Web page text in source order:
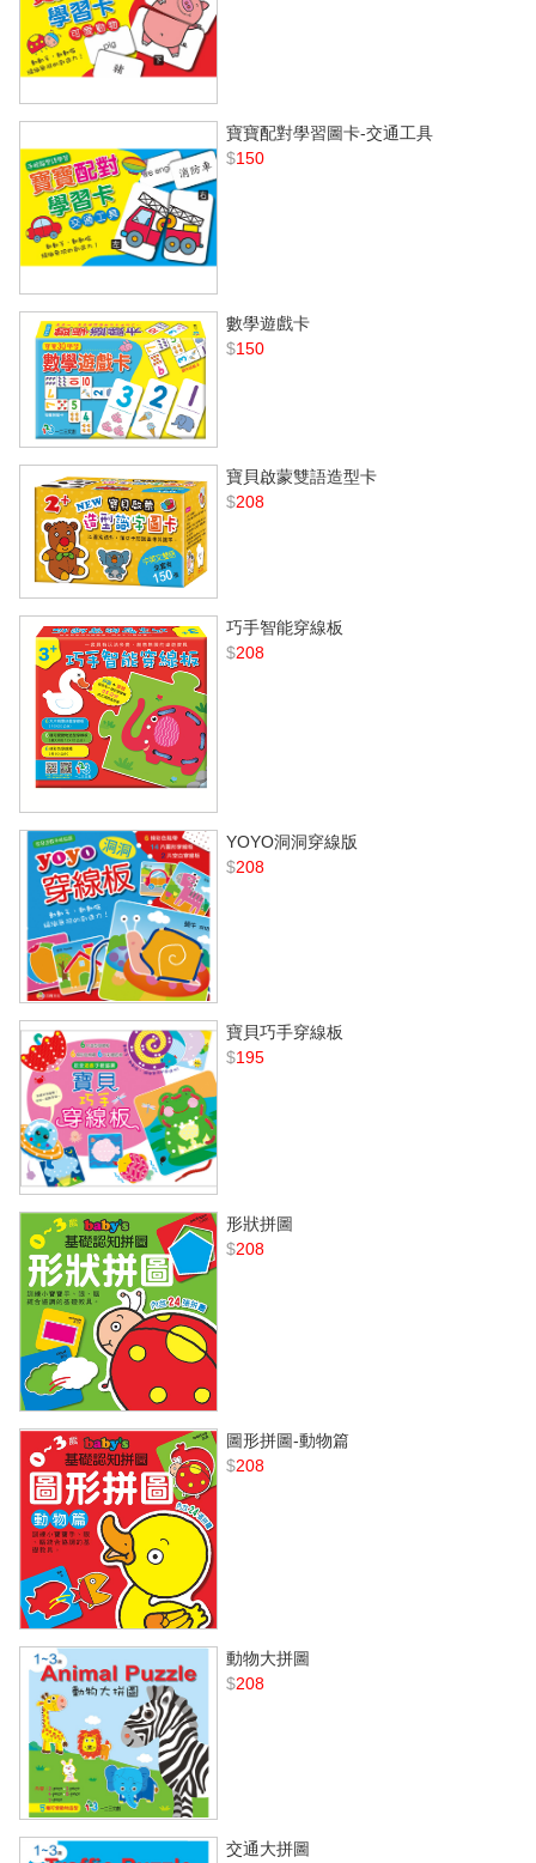
寶寶配對學習圖卡-交通工具
$150
數學遊戲卡
$150
寶貝啟蒙雙語造型卡
$208
巧手智能穿線板
$208
YOYO洞洞穿線版
$208
寶貝巧手穿線板
$195
形狀拼圖
$208
圖形拼圖-動物篇
$208
動物大拼圖
$208
交通大拼圖